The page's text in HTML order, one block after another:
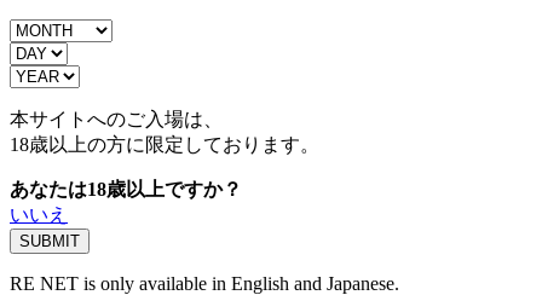
本サイトへのご入場は、
18歳以上の方に限定しております。
あなたは18歳以上ですか？
いいえ
RE NET is only available in English and Japanese.